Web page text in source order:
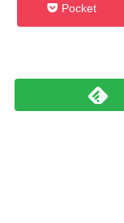
Pocket